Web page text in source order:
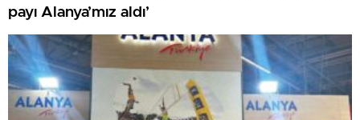
payı Alanya’mız aldı’